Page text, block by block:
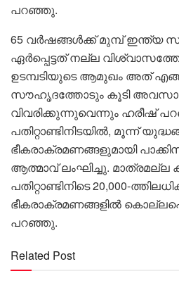
പറഞ്ഞു.
65 വർഷങ്ങൾക്ക് മുമ്പ് ഇന്ത്യ
ഏർപ്പെട്ടത് നല്ല
ഉടമ്പടിയുടെ ആമുഖം അത്
സൗഹൃദത്തോടും കൂടി
വിവരിക്കുന്നുവെന്നും ഹരീഷ്
പതിറ്റാണ്ടിനിടയിൽ, മൂന്ന്
ഭീകരാക്രമണങ്ങളുമായി
ആത്മാവ് ലംഘിച്ചു. മാത്രമല്ല
പതിറ്റാണ്ടിനിടെ 20,000-
ഭീകരാക്രമണങ്ങളിൽ
പറഞ്ഞു.
Related Post